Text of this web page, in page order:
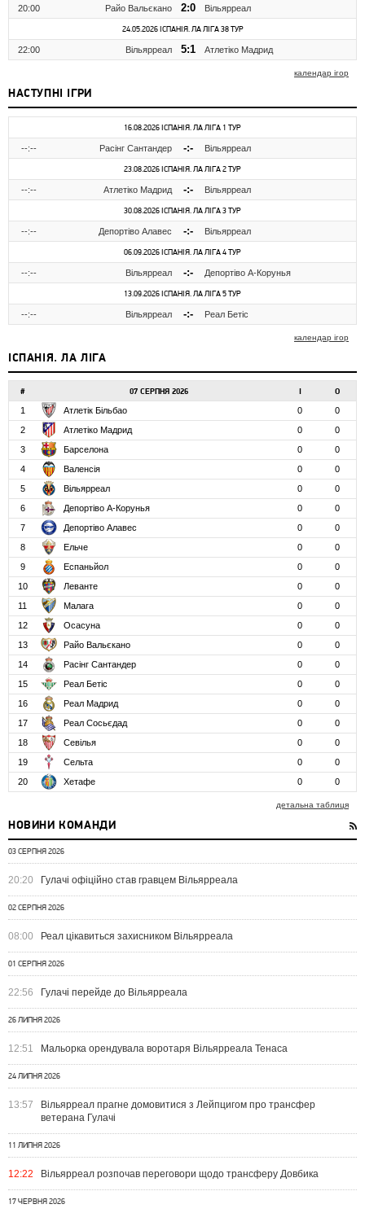
20:00 Райо Вальєкано 2:0 Вільярреал
24.05.2026 ІСПАНІЯ. ЛА ЛІГА 38 ТУР
22:00 Вільярреал 5:1 Атлетіко Мадрид
календар ігор
НАСТУПНІ ІГРИ
16.08.2026 ІСПАНІЯ. ЛА ЛІГА 1 ТУР
--:-- Расінг Сантандер -:- Вільярреал
23.08.2026 ІСПАНІЯ. ЛА ЛІГА 2 ТУР
--:-- Атлетіко Мадрид -:- Вільярреал
30.08.2026 ІСПАНІЯ. ЛА ЛІГА 3 ТУР
--:-- Депортіво Алавес -:- Вільярреал
06.09.2026 ІСПАНІЯ. ЛА ЛІГА 4 ТУР
--:-- Вільярреал -:- Депортіво А-Корунья
13.09.2026 ІСПАНІЯ. ЛА ЛІГА 5 ТУР
--:-- Вільярреал -:- Реал Бетіс
календар ігор
ІСПАНІЯ. ЛА ЛІГА
# 07 СЕРПНЯ 2026 О
1 Атлетік Більбао 0
0
2
Атлетіко Мадрид 0
0
3
Барселона 0
0
4
Валенсія 0
0
5
Вільярреал 0
0
6
Депортіво А-Корунья 0
0
7
Депортіво Алавес 0
0
8
Ельче 0
0
9
Еспаньйол 0
0
10
Леванте 0
0
11
Малага 0
0
12
Осасуна 0
0
13
Райо Вальєкано 0
0
14
Расінг Сантандер 0
0
15
Реал Бетіс 0
0
16
Реал Мадрид 0
0
17
Реал Сосьєдад 0
0
18
Севілья 0
0
19
Сельта 0
0
20
Хетафе 0 0
детальна таблиця
НОВИНИ КОМАНДИ
03 СЕРПНЯ 2026
20:20 Гулачі офіційно став гравцем Вільярреала
02 СЕРПНЯ 2026
08:00 Реал цікавиться захисником Вільярреала
01 СЕРПНЯ 2026
22:56 Гулачі перейде до Вільярреала
26 ЛИПНЯ 2026
12:51 Мальорка орендувала воротаря Вільярреала Тенаса
24 ЛИПНЯ 2026
13:57
Вільярреал прагне домовитися з Лейпцигом про трансфер
ветерана Гулачі
11 ЛИПНЯ 2026
12:22 Вільярреал розпочав переговори щодо трансферу Довбика
17 ЧЕРВНЯ 2026